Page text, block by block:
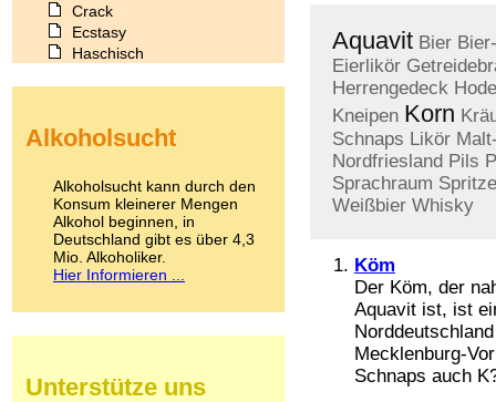
Aquavit Bier
Eierlikör
Herrengedeck
Kneipen Korn
Schnaps Likör
Nordfriesland Pils
Sprachraum
Weißbier Whisky
Köm
Der Köm, der
Aquavit ist, ist
Mecklenburg-
Schnaps auch
Crack
Ecstasy
Haschisch
Kokain
LSD
Marihuana
Medikamente
Meskalin
Metamphetamin
Methadon
Pilze
Alkoholsucht
Alkoholsucht kann durch den
Konsum kleinerer Mengen
Alkohol beginnen, in
Deutschland gibt es über 4,3
Mio. Alkoholiker.
Hier Informieren ...
Unterstütze uns